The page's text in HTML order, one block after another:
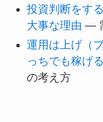
投資判断をす
大事な理由 —
運用は上げ（
っちでも稼げる
の考え方